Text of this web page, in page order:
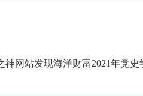
神网站发现海洋财富2021年党